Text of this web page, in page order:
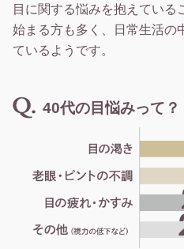
目に関する悩みを抱えてい
始まる方も多く、日常生活の
ているようです。
40代の目悩みって？